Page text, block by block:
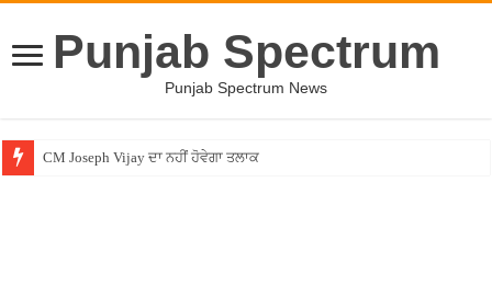
Punjab Spectrum
Punjab Spectrum News
CM Joseph Vijay ਦਾ ਨਹੀਂ ਹੋਵੇਗਾ ਤਲਾਕ